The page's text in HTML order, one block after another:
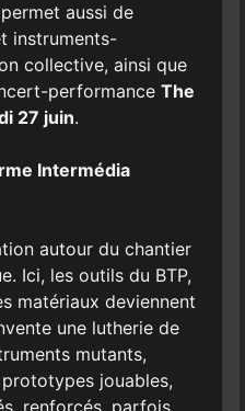
aussi de
instruments-
collective, ainsi que
performance The
27 juin.
Intermédia
autour du chantier
Ici, les outils du BTP,
matériaux deviennent
une lutherie de
mutants,
jouables,